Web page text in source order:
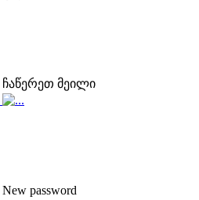
ჩაწერეთ მეილი
New password